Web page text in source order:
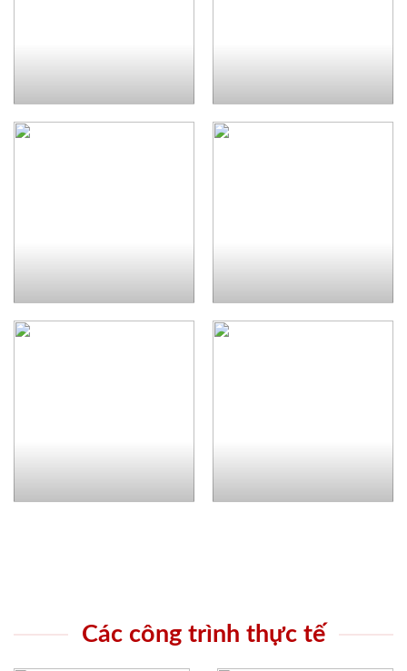
Các công trình thực tế